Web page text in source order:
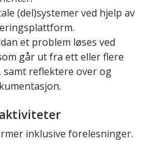
(del)systemer ved hjelp av
et problem løses ved
går ut fra ett eller flere
reflektere over og
inklusive forelesninger.